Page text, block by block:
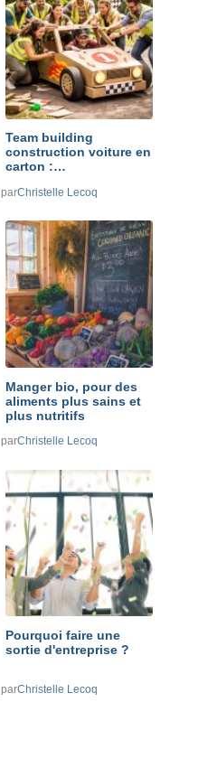
Team building
construction voiture en
carton :…
parChristelle Lecoq
Manger bio, pour des
aliments plus sains et
plus nutritifs
parChristelle Lecoq
Pourquoi faire une
sortie d'entreprise ?
parChristelle Lecoq